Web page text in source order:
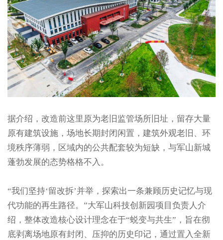
据介绍，改造前这里原为老旧监管场所旧址，留存大量
原有建筑设施，场地长期封闭闲置，建筑外观老旧、环
境秩序薄弱，区域内的公共配套较为短缺，与军山新城
蓬勃发展的态势格格不入。
“我们坚持‘留改拆’并举，探索出一条兼顾历史记忆与现
代功能的再生路径。”大军山科技创新园项目负责人介
绍，整体改造核心设计理念在于“蜕变与共生”，旨在彻
底剥离场地原有封闭、压抑的历史印记，通过置入全新